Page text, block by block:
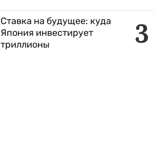
3
Ставка на будущее: куда
Япония инвестирует
триллионы